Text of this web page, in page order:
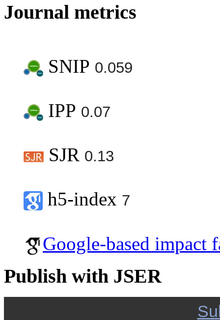
Journal metrics
SNIP 0.059
IPP 0.07
SJR 0.13
h5-index 7
Google-based impact
Publish with JSER